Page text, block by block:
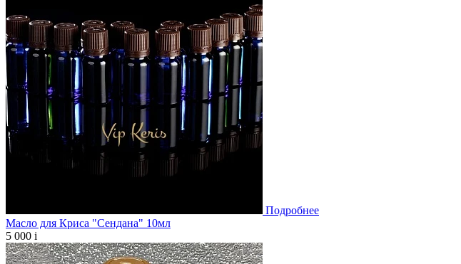
Подробнее
Масло для Криса "Сендана" 10мл
5 000 i